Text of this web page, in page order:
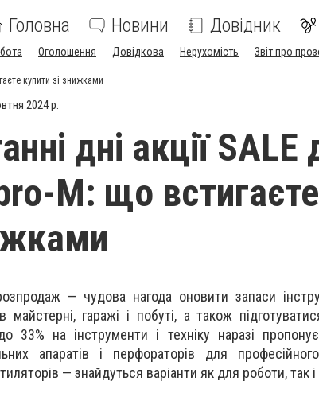
Головна Новини Довідник
Оголошення Довідкова Нерухомість Звіт про
купити зі знижками
2024 р.
дні акції
M: що встигаєте
— чудова нагода оновити запаси
майстерні, гаражі і побуті, а також
33% на інструменти і техніку наразі
апаратів і перфораторів для
— знайдуться варіанти як для роботи, так